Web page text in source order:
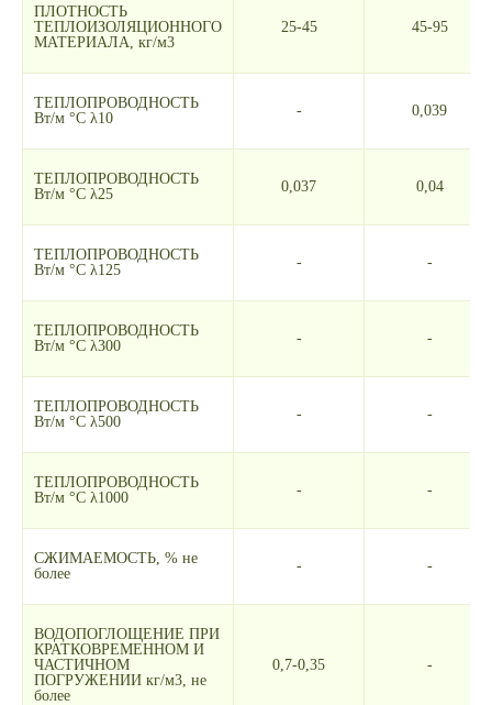
ПЛОТНОСТЬ
ТЕПЛОИЗОЛЯЦИОННОГО
МАТЕРИАЛА, кг/м3
25-45 45-95
ТЕПЛОПРОВОДНОСТЬ
Вт/м °С λ10
- 0,039
ТЕПЛОПРОВОДНОСТЬ
Вт/м °С λ25
0,037 0,04
ТЕПЛОПРОВОДНОСТЬ
Вт/м °С λ125
- -
ТЕПЛОПРОВОДНОСТЬ
Вт/м °С λ300
- -
ТЕПЛОПРОВОДНОСТЬ
Вт/м °С λ500
- -
ТЕПЛОПРОВОДНОСТЬ
Вт/м °С λ1000
- -
СЖИМАЕМОСТЬ, % не
более
- -
ВОДОПОГЛОЩЕНИЕ ПРИ
КРАТКОВРЕМЕННОМ И
ЧАСТИЧНОМ
ПОГРУЖЕНИИ кг/м3, не
более
0,7-0,35 -